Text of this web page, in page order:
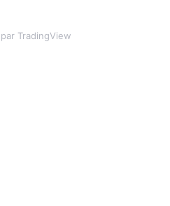
par TradingView